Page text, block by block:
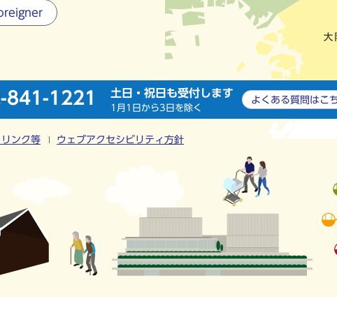
841-1221 土日・祝日も受付します
1月1日から3日を除く
よくある質問は こ
ンク等 ウェブアクセシビリティ方針